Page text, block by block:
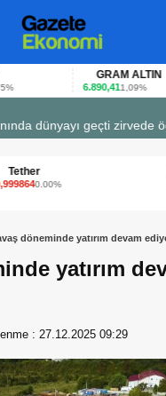
GRAM ALTIN
6.890,411,09%
bu anket ile
döneminde yatırım devam
yatırım
: 27.12.2025 09:29